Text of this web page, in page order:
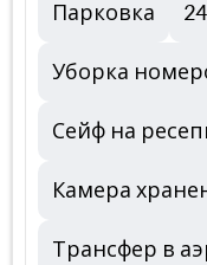
Парковка
Уборка
Сейф на
Камера
Трансфер в